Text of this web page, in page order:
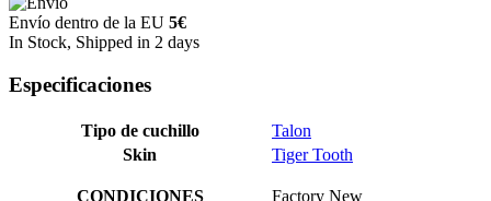
Envío dentro de la EU 5€
In Stock, Shipped in 2 days
Especificaciones
Tipo de cuchillo
Talon
Skin
Tiger Tooth
CONDICIONES Factory New